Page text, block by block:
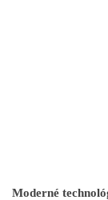
Moderné